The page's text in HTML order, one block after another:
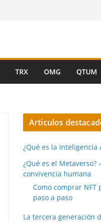
TRX OMG QTUM
Articulos
¿Qué es la Inteligencia
¿Qué es el Metaverso?
convivencia humana
Como comprar NFT
paso a paso
La tercera generación